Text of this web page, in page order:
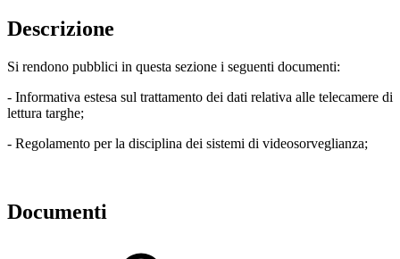
Descrizione
Si rendono pubblici in questa sezione i seguenti documenti:
- Informativa estesa sul trattamento dei dati relativa alle telecamere di
lettura targhe;
- Regolamento per la disciplina dei sistemi di videosorveglianza;
Documenti